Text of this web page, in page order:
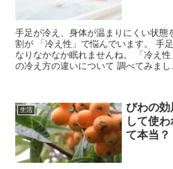
手足が冷え、身体が温まりにくい状態
割が 「冷え性」で悩んでいます。 手
なりなかなか眠れませんね。 「冷え
の冷え方の違いについて 調べてみまし
生活
びわの効
して使
て本当？